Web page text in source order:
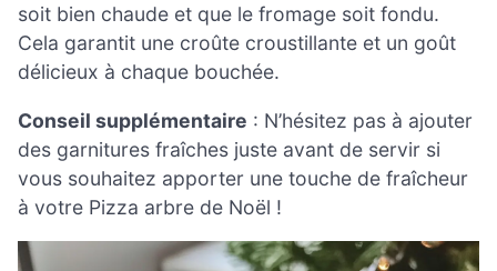
soit bien chaude et que le fromage soit fondu.
Cela garantit une croûte croustillante et un goût
délicieux à chaque bouchée.
Conseil supplémentaire : N’hésitez pas à ajouter
des garnitures fraîches juste avant de servir si
vous souhaitez apporter une touche de fraîcheur
à votre Pizza arbre de Noël !